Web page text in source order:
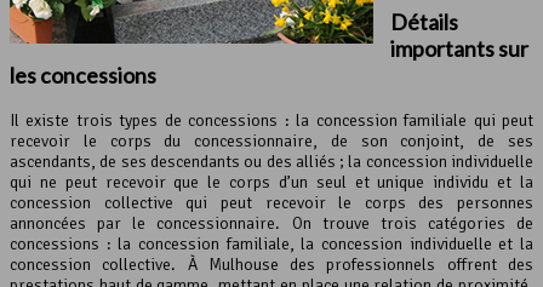
Détails
importants sur
les concessions
Il existe trois types de concessions : la concession familiale qui peut
recevoir le corps du concessionnaire, de son conjoint, de ses
ascendants, de ses descendants ou des alliés ; la concession individuelle
qui ne peut recevoir que le corps d’un seul et unique individu et la
concession collective qui peut recevoir le corps des personnes
annoncées par le concessionnaire. On trouve trois catégories de
concessions : la concession familiale, la concession individuelle et la
concession collective. À Mulhouse des professionnels offrent des